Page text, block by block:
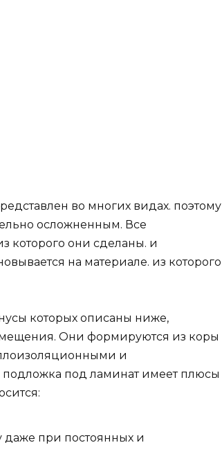
во многих видах. поэтому
осложненным. Все
которого они сделаны. и
на материале. из которого
которых описаны ниже,
Они формируются из коры
и
под ламинат имеет плюсы
даже при постоянных и